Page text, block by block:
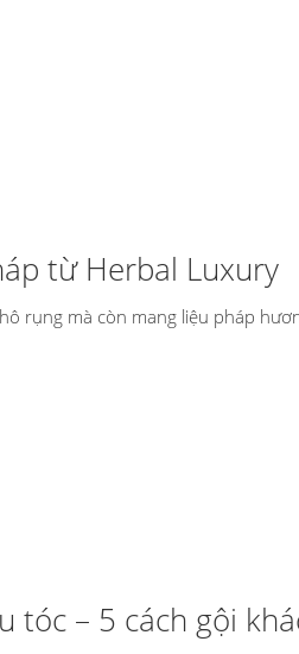
từ Herbal Luxury
rụng mà còn mang liệu pháp
tóc – 5 cách gội